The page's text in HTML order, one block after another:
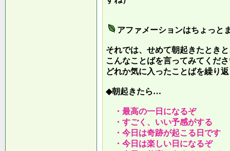
アファメーションはちょっと
それでは、せめて朝起きたとき
こんなことばを言ってみてくだ
どれか気に入ったことばを繰り
◆朝起きたら…
・最高の一日になるぞ
・すごく、いい予感がする
・今日は奇跡が起こる日です
・今日は楽しい日になるぞ